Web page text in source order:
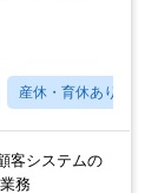
産休・育休あり
客システムの
務